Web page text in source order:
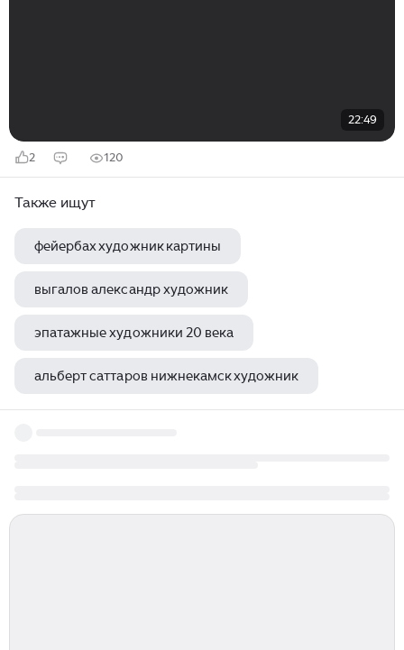
22:49
2 120
Также ищут
фейербах художник картины
выгалов александр художник
эпатажные художники 20 века
альберт саттаров нижнекамск художник